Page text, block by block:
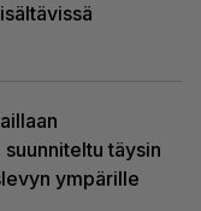
täysin
ympärille